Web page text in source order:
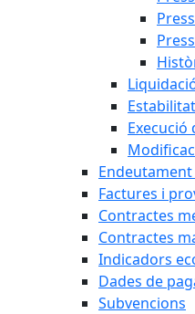
Factures i
Contractes
Contractes
Indicadors
Dades de
Subvencions